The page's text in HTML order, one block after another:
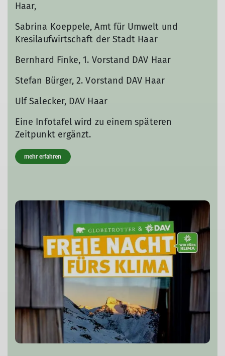
Haar,
Sabrina Koeppele, Amt für Umwelt und
Kresilaufwirtschaft der Stadt Haar
Bernhard Finke, 1. Vorstand DAV Haar
Stefan Bürger, 2. Vorstand DAV Haar
Ulf Salecker, DAV Haar
Eine Infotafel wird zu einem späteren
Zeitpunkt ergänzt.
mehr erfahren